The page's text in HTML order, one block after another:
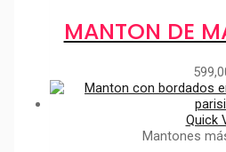
MANTON DE
Quick
Mantones